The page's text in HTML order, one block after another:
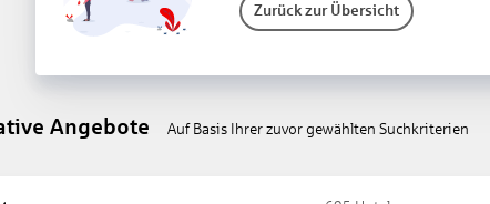
Zurück zur Übersicht
Angebote Auf Basis Ihrer zuvor gewählten Suchkriterien